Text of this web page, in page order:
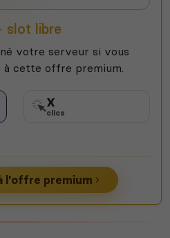
slot libre
votre serveur si vous
à cette offre premium.
X
clics
l'offre premium